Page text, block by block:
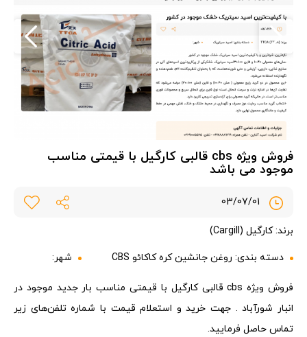
فروش ویژه cbs قالبی کارگیل با قیمتی مناسب
موجود می باشد
برند: کارگیل (Cargill)
دسته بندی: روغن جانشین کره کاکائو CBS شهر:
فروش ویژه cbs قالبی کارگیل با قیمتی مناسب بار جدید موجود در
انبار شورآباد . جهت خرید و استعلام قیمت با شماره تلفن‌های زیر
تماس حاصل فرمایید.